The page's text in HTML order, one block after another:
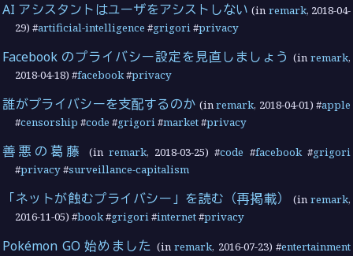
AI アシスタントはユーザをアシストしない (in remark, 2018-04-
29) #artificial-intelligence #grigori#privacy
Facebook のプライバシー設定を見直しましょう (in remark,
2018-04-18) #facebook#privacy
誰がプライバシーを支配するのか (inremark, 2018-04-01) #apple
#censorship #code #grigori#market#privacy
善悪の葛藤 (in remark, 2018-03-25) #code #facebook#grigori
#privacy#surveillance-capitalism
「ネットが蝕むプライバシー」を読む（再掲載） (in remark,
2016-11-05) #book#grigori#internet#privacy
Pokémon GO 始めました (inremark, 2016-07-23) #entertainment